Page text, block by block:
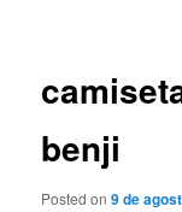
benji
Posted on9 de